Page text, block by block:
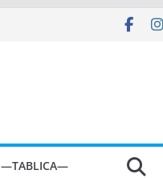
—TABLICA—